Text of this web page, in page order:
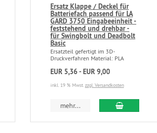
Ersatz Klappe / Deckel für
Batteriefach passend für LA
GARD 3750 Eingabeeinheit -
feststehend und drehbar -
für Swingbolt und Deadbolt
Basic
Ersatzteil gefertigt im 3D-
Druckverfahren Material: PLA
EUR 5,36 - EUR 9,00
inkl. 19 % Mwst.zzgl. Versandkosten
mehr...